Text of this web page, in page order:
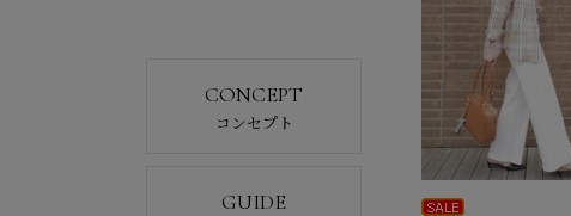
CONCEPT
コンセプト
GUIDE